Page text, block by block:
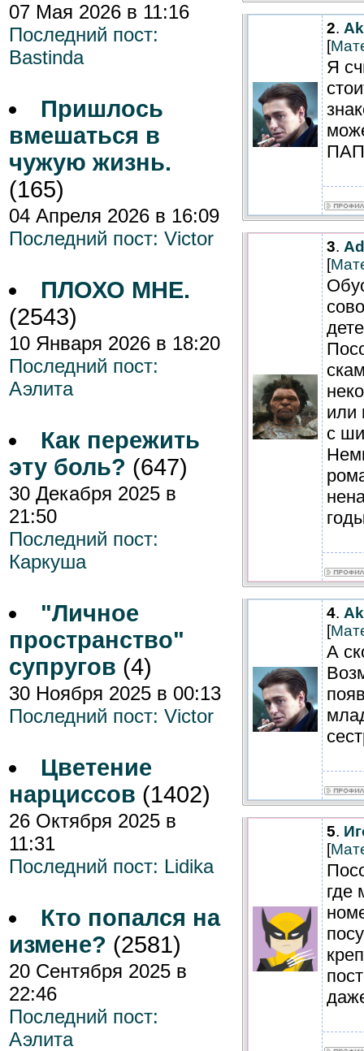
07 Мая 2026 в 11:16
Последний пост:
Bastinda
Пришлось
вмешаться в
чужую жизнь.
(165)
04 Апреля 2026 в 16:09
Последний пост: Victor
ПЛОХО МНЕ.
(2543)
10 Января 2026 в 18:20
Последний пост:
Аэлита
Как пережить
эту боль? (647)
30 Декабря 2025 в
21:50
Последний пост:
Каркуша
"Личное
пространство"
супругов (4)
30 Ноября 2025 в 00:13
Последний пост: Victor
Цветение
нарциссов (1402)
26 Октября 2025 в
11:31
Последний пост: Lidika
Кто попался на
измене? (2581)
20 Сентября 2025 в
22:46
Последний пост:
Аэлита
2.
[
Я
3.
[
или
с
4.
[
А
5.
[
где